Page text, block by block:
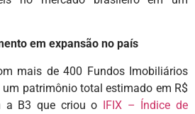
em expansão no país
mais de 400 Fundos Imobiliários
patrimônio total estimado em R$
a B3 que criou o IFIX – Índice de